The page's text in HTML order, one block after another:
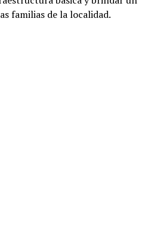
familias de la localidad.